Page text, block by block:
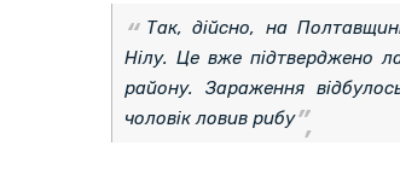
Так, дійсно, на
Нілу. Це вже підтверджено
району. Зараження
чоловік ловив рибу